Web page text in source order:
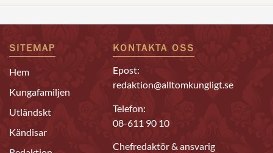
SITEMAP
Hem
Kungafamiljen
Utländskt
Kändisar
KONTAKTA OSS
Epost:
redaktion@alltomkungligt.se
Telefon:
08-611 90 10
Chefredaktör & ansvarig